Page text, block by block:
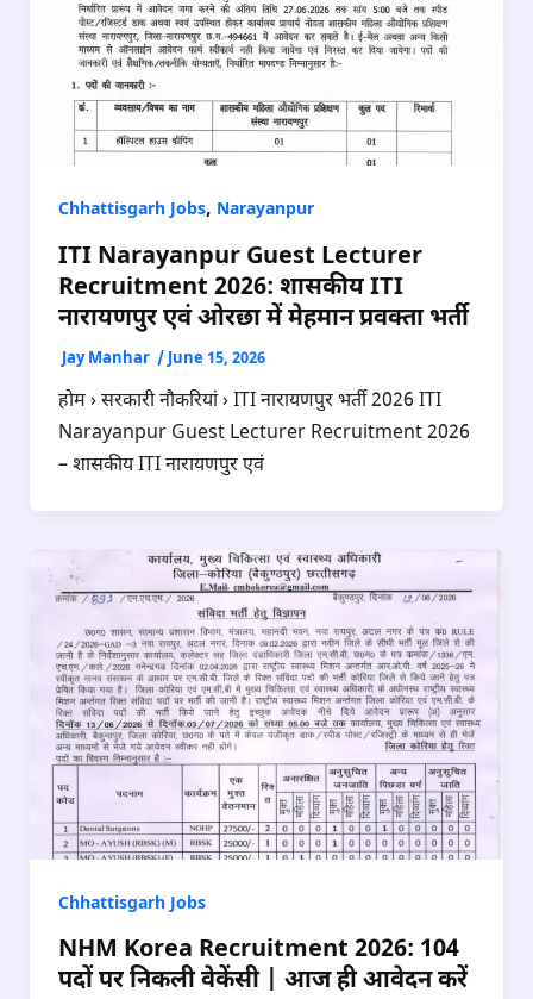
Chhattisgarh Jobs, Narayanpur
ITI Narayanpur Guest Lecturer
Recruitment 2026: शासकीय ITI
नारायणपुर एवं ओरछा में मेहमान प्रवक्ता भर्ती
Jay Manhar / June 15, 2026
होम › सरकारी नौकरियां › ITI नारायणपुर भर्ती 2026 ITI
Narayanpur Guest Lecturer Recruitment 2026
– शासकीय ITI नारायणपुर एवं
Chhattisgarh Jobs
NHM Korea Recruitment 2026: 104
पदों पर निकली वेकेंसी | आज ही आवेदन करें